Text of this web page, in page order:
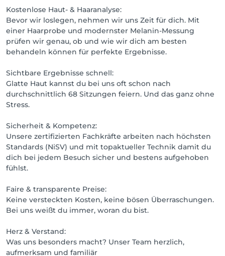
Kostenlose Haut- & Haaranalyse:
Bevor wir loslegen, nehmen wir uns Zeit für dich. Mit
einer Haarprobe und modernster Melanin-Messung
prüfen wir genau, ob und wie wir dich am besten
behandeln können für perfekte Ergebnisse.
Sichtbare Ergebnisse schnell:
Glatte Haut kannst du bei uns oft schon nach
durchschnittlich 68 Sitzungen feiern. Und das ganz ohne
Stress.
Sicherheit & Kompetenz:
Unsere zertifizierten Fachkräfte arbeiten nach höchsten
Standards (NiSV) und mit topaktueller Technik damit du
dich bei jedem Besuch sicher und bestens aufgehoben
fühlst.
Faire & transparente Preise:
Keine versteckten Kosten, keine bösen Überraschungen.
Bei uns weißt du immer, woran du bist.
Herz & Verstand:
Was uns besonders macht? Unser Team herzlich,
aufmerksam und familiär